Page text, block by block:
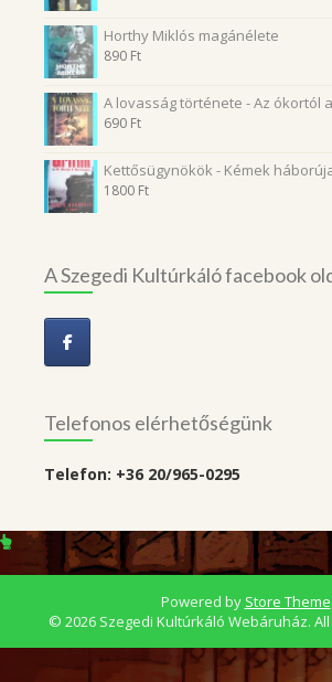
Horthy Miklós magánélete
890 Ft
A lovasság története - Az ókortól
690 Ft
Kettősügynökök - Kémek
1800 Ft
A Szegedi Kultúrkáló facebook
Telefonos elérhetőségünk
Telefon: +36 20/965-0295
Powered by Store Theme
© 2026 Szegedi Kultúrkáló Webáruház.